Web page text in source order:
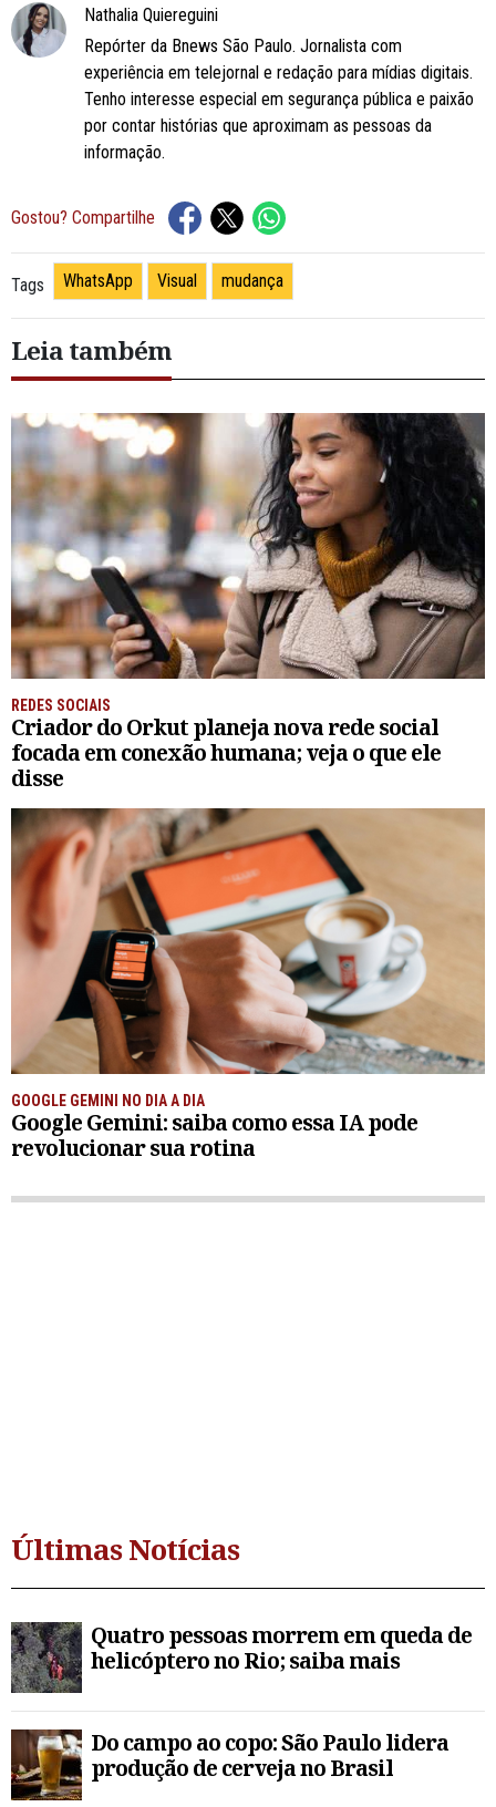
Nathalia Quiereguini
Repórter da Bnews São Paulo. Jornalista com
experiência em telejornal e redação para mídias digitais.
Tenho interesse especial em segurança pública e paixão
por contar histórias que aproximam as pessoas da
informação.
Gostou? Compartilhe
Tags WhatsApp Visual mudança
Leia também
REDES SOCIAIS
Criador do Orkut planeja nova rede social
focada em conexão humana; veja o que ele
disse
GOOGLE GEMINI NO DIA A DIA
Google Gemini: saiba como essa IA pode
revolucionar sua rotina
Últimas Notícias
Quatro pessoas morrem em queda de
helicóptero no Rio; saiba mais
Do campo ao copo: São Paulo lidera
produção de cerveja no Brasil